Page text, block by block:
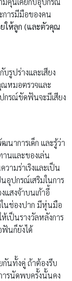
การมีมือของคน
ให้ลูก (และตัวคุณ
รูปร่างและเสียง
หมอตรวจและ
กรณ์ขัดฟันจะมีเสียง
นาการเด็ก และรู้ว่า
านและของเล่น
ามร่าเริงและเป็น
ปกรณ์เสริมในการ
แสงจ้าบนเก้าอี้
ในช่องปาก มีหุ่นมือ
เป็นรางวัลหลังการ
นก็ยังได้
นทั้งคู่ ถ้าต้องรีบ
ารนัดพบครั้งนั้นคง